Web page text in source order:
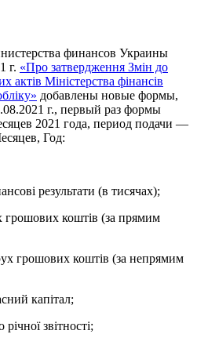
финансов Украины
г. «Про затвердження Змін до
актів Міністерства фінансів
добавлены новые формы,
г., первый раз формы
2021 года, период подачи —
Год:
результати (в тисячах);
грошових коштiв (за прямим
грошових коштiв (за непрямим
капітал;
звітності;